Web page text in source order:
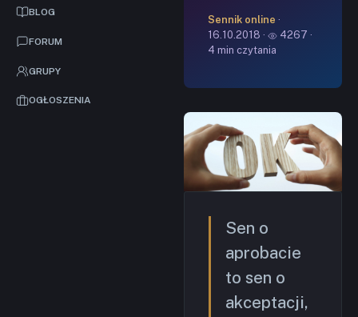
BLOG
FORUM
GRUPY
OGŁOSZENIA
Sennik online ·
16.10.2018 ·
4267 ·
4 min czytania
Sen o
aprobacie
to sen o
akceptacji,